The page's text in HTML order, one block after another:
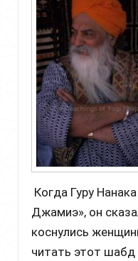
Когда Гуру
Джамиэ», он
коснулись
читать этот шабд